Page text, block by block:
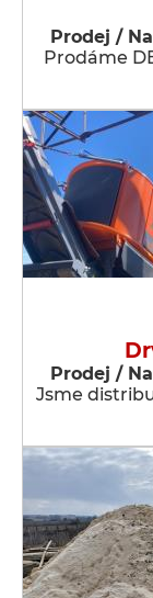
Prodej /
Prodáme
Prodej /
Jsme